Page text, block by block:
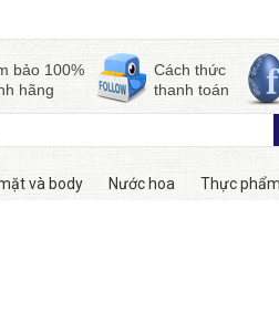
bảo 100%
hãng
Cách thức
thanh toán
và body Nước hoa Thực